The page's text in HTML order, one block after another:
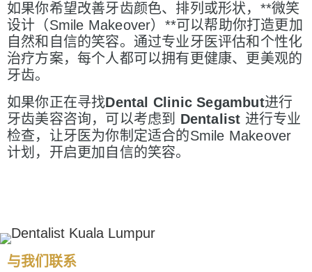
如果你希望改善牙齿颜色、排列或形状，**微笑
设计（Smile Makeover）**可以帮助你打造更加
自然和自信的笑容。通过专业牙医评估和个性化
治疗方案，每个人都可以拥有更健康、更美观的
牙齿。
如果你正在寻找Dental Clinic Segambut进行
牙齿美容咨询，可以考虑到 Dentalist 进行专业
检查，让牙医为你制定适合的Smile Makeover
计划，开启更加自信的笑容。
与我们联系